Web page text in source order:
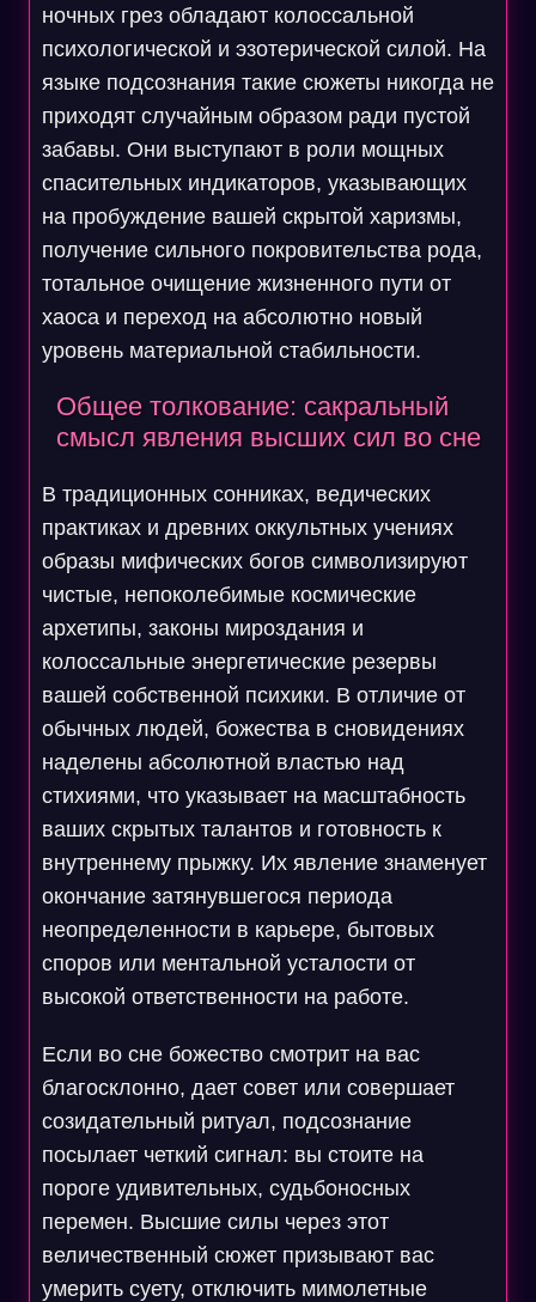
ночных грез обладают колоссальной
психологической и эзотерической силой. На
языке подсознания такие сюжеты никогда не
приходят случайным образом ради пустой
забавы. Они выступают в роли мощных
спасительных индикаторов, указывающих
на пробуждение вашей скрытой харизмы,
получение сильного покровительства рода,
тотальное очищение жизненного пути от
хаоса и переход на абсолютно новый
уровень материальной стабильности.
Общее толкование: сакральный
смысл явления высших сил во сне
В традиционных сонниках, ведических
практиках и древних оккультных учениях
образы мифических богов символизируют
чистые, непоколебимые космические
архетипы, законы мироздания и
колоссальные энергетические резервы
вашей собственной психики. В отличие от
обычных людей, божества в сновидениях
наделены абсолютной властью над
стихиями, что указывает на масштабность
ваших скрытых талантов и готовность к
внутреннему прыжку. Их явление знаменует
окончание затянувшегося периода
неопределенности в карьере, бытовых
споров или ментальной усталости от
высокой ответственности на работе.
Если во сне божество смотрит на вас
благосклонно, дает совет или совершает
созидательный ритуал, подсознание
посылает четкий сигнал: вы стоите на
пороге удивительных, судьбоносных
перемен. Высшие силы через этот
величественный сюжет призывают вас
умерить суету, отключить мимолетные